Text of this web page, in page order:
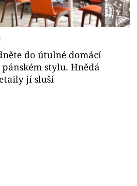
do útulné domácí
stylu. Hnědá
jí sluší